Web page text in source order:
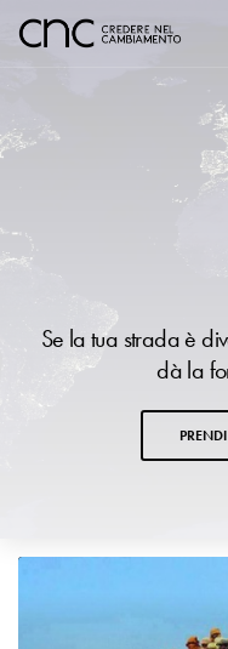
Se la tua strada è
dà la